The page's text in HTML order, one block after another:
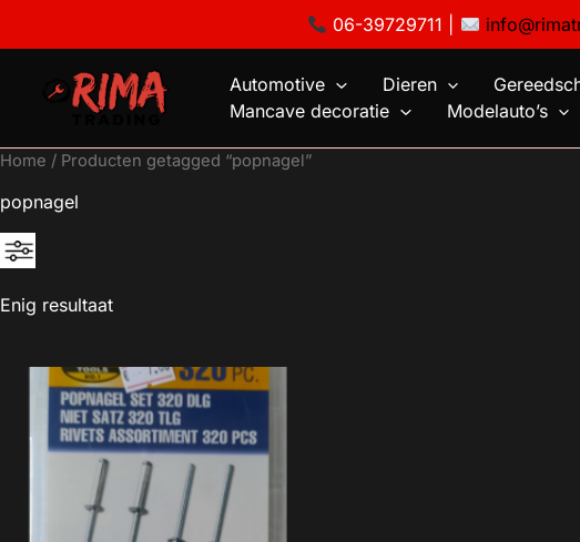
06-39729711 |
inhoud
Automotive Dieren
Mancave decoratie
Modelauto’s
Home / Producten getagged “popnagel”
popnagel
Geen categorie
Mancave decoratie
Modelauto's
Aanhanger onderdelen
Enig resultaat